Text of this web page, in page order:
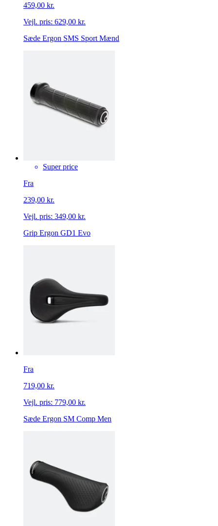
459,00 kr.
Vejl. pris: 629,00 kr.
Sæde Ergon SMS Sport Mænd
Super price
Fra
239,00 kr.
Vejl. pris: 349,00 kr.
Grip Ergon GD1 Evo
Fra
719,00 kr.
Vejl. pris: 779,00 kr.
Sæde Ergon SM Comp Men